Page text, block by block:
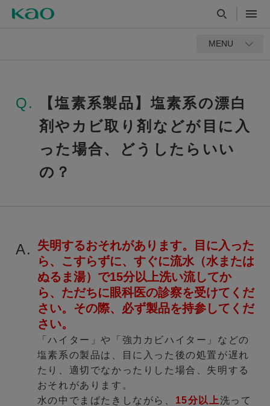
MENU
Q.
【塩素系製品】塩素系の漂白
剤やカビ取り剤などが目に入
った場合、どうしたらいい
の？
A.
失明するおそれがあります。目に入った
ら、こすらずに、すぐに流水（水または
ぬるま湯）で15分以上洗い流してか
ら、ただちに眼科医の診察を受けてくだ
さい。その際、必ず製品を持参してくだ
さい。
「ハイター」や「強力カビハイター」などの
塩素系の製品は、目に入った後の処置が遅れ
たり、適切でなかったりした場合、失明する
おそれがあります。
水の中でまばたきしながら、 15分以上洗って